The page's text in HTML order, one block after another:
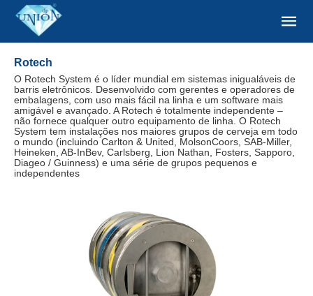
Rotech
O Rotech System é o líder mundial em sistemas inigualáveis de
barris eletrônicos. Desenvolvido com gerentes e operadores de
embalagens, com uso mais fácil na linha e um software mais
amigável e avançado. A Rotech é totalmente independente –
não fornece qualquer outro equipamento de linha. O Rotech
System tem instalações nos maiores grupos de cerveja em todo
o mundo (incluindo Carlton & United, MolsonCoors, SAB-Miller,
Heineken, AB-InBev, Carlsberg, Lion Nathan, Fosters, Sapporo,
Diageo / Guinness) e uma série de grupos pequenos e
independentes